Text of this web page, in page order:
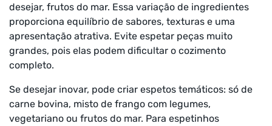
desejar, frutos do mar. Essa variação de ingredientes
proporciona equilíbrio de sabores, texturas e uma
apresentação atrativa. Evite espetar peças muito
grandes, pois elas podem dificultar o cozimento
completo.
Se desejar inovar, pode criar espetos temáticos: só de
carne bovina, misto de frango com legumes,
vegetariano ou frutos do mar. Para espetinhos